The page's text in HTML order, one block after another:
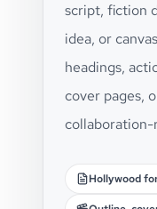
script, fiction
idea, or
headings,
cover pages,
collaboration-
Hollywood